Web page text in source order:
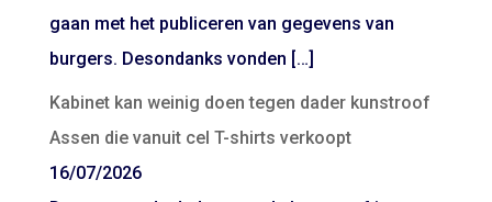
gaan met het publiceren van gegevens van
burgers. Desondanks vonden […]
Kabinet kan weinig doen tegen dader kunstroof
Assen die vanuit cel T-shirts verkoopt
16/07/2026